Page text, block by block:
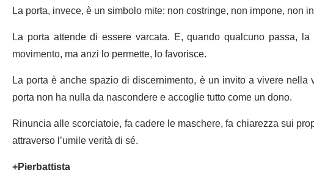
La porta, invece, è un simbolo mite: non costringe, non impone, non
La porta attende di essere varcata. E, quando qualcuno passa,
movimento, ma anzi lo permette, lo favorisce.
La porta è anche spazio di discernimento, è un invito a vivere
porta non ha nulla da nascondere e accoglie tutto come un dono.
Rinuncia alle scorciatoie, fa cadere le maschere, fa chiarezza sui
attraverso l’umile verità di sé.
+Pierbattista